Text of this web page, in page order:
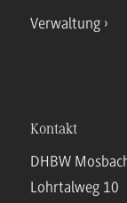
Verwaltung
Kontakt
DHBW
Lohrtalweg 10